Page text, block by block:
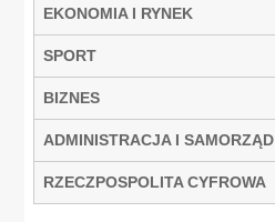
EKONOMIA I RYNEK
SPORT
BIZNES
ADMINISTRACJA I SAMORZĄD
RZECZPOSPOLITA CYFROWA